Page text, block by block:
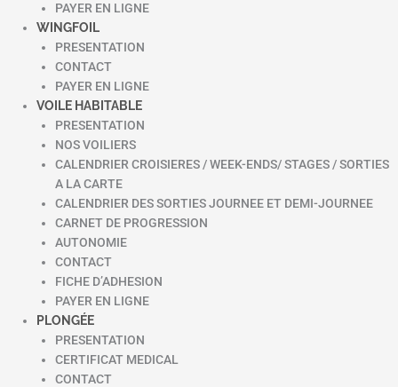
PAYER EN LIGNE
WINGFOIL
PRESENTATION
CONTACT
PAYER EN LIGNE
VOILE HABITABLE
PRESENTATION
NOS VOILIERS
CALENDRIER CROISIERES / WEEK-ENDS/ STAGES / SORTIES
A LA CARTE
CALENDRIER DES SORTIES JOURNEE ET DEMI-JOURNEE
CARNET DE PROGRESSION
AUTONOMIE
CONTACT
FICHE D’ADHESION
PAYER EN LIGNE
PLONGÉE
PRESENTATION
CERTIFICAT MEDICAL
CONTACT